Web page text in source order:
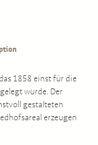
1858 einst für die
wurde. Der
gestalteten
erzeugen